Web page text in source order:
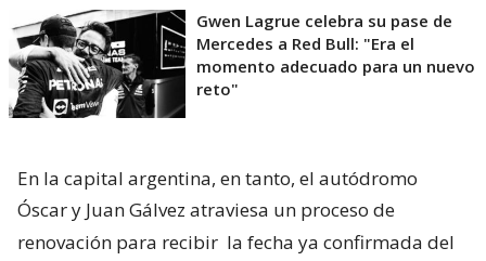
Gwen Lagrue celebra su pase de
Mercedes a Red Bull: "Era el
momento adecuado para un nuevo
reto"
En la capital argentina, en tanto, el autódromo
Óscar y Juan Gálvez atraviesa un proceso de
renovación para recibir la fecha ya confirmada del